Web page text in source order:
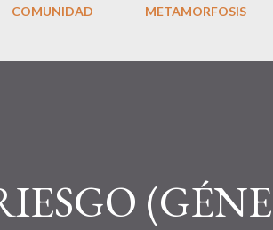
COMUNIDAD METAMORFOSIS